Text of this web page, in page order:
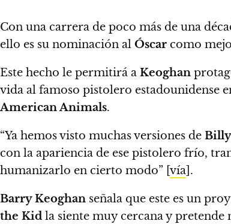
Con una carrera de poco más de una
ello es su nominación al Óscar como
Este hecho le permitirá a Keoghan
vida al famoso pistolero estadounidense
American Animals.
“Ya hemos visto muchas versiones de
con la apariencia de ese pistolero frío,
humanizarlo en cierto modo” [ vía ].
Barry Keoghan señala que este es un
the Kid la siente muy cercana y pretende